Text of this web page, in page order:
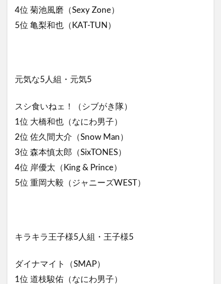
4位 菊池風磨（Sexy Zone）
5位 亀梨和也（KAT-TUN）
元気な5人組・元気5
スシ食いねェ！（シブがき隊）
1位 大橋和也（なにわ男子）
2位 佐久間大介（Snow Man）
3位 森本慎太郎（SixTONES）
4位 岸優太（King & Prince）
5位 重岡大毅（ジャニーズWEST）
キラキラ王子様5人組・王子様5
ダイナマイト（SMAP）
1位 道枝駿佑（なにわ男子）